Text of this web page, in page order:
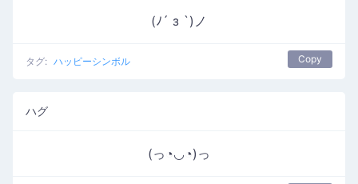
(ﾉ´ з `)ノ
タグ: ハッピーシンボル Copy
ハグ
(っ◔◡◔)っ